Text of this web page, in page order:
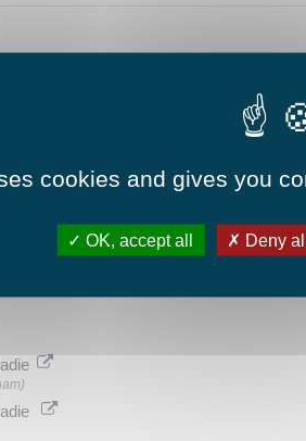
Le village
La vie quotidienne
Les loisirs et la culture
Le tourisme
est-on rattaché pour l'assurance maladie
bien assuré ?
cookies and gives you
OK, accept all Deny